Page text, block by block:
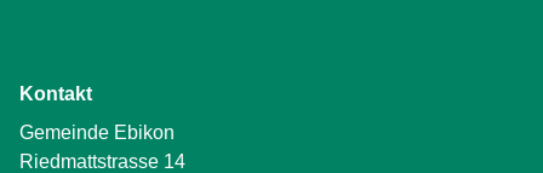
Kontakt
Gemeinde Ebikon
Riedmattstrasse 14